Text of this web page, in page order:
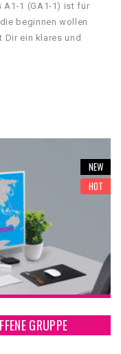
A1-1 (GA1-1) ist für
beginnen wollen
Dir ein klares und
Kurs A1-1 hat 5
NEW
HOT
GRUPPE